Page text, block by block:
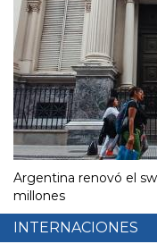
Argentina renovó el
millones
INTERNACIONES